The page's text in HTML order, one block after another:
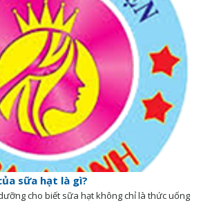
sữa hạt là gì?
cho biết sữa hạt không chỉ là thức uống